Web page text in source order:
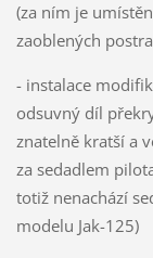
(za ním je
zaoblených
- instalace
odsuvný díl
znatelně kratší a
za sedadlem
totiž nenachází
modelu Jak-125)